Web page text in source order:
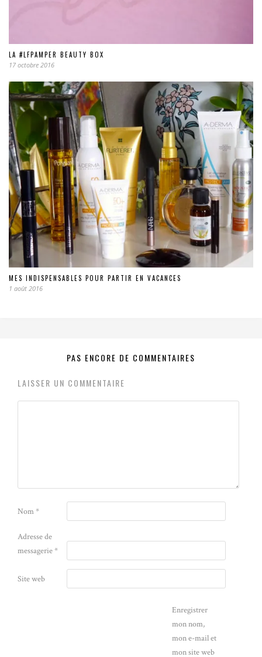
LA #LFPAMPER BEAUTY BOX
17 octobre 2016
MES INDISPENSABLES POUR PARTIR EN VACANCES
1 août 2016
PAS ENCORE DE COMMENTAIRES
LAISSER UN COMMENTAIRE
Nom*
Adresse de
messagerie*
Site web
Enregistrer
mon nom,
mon e-mail et
mon site web